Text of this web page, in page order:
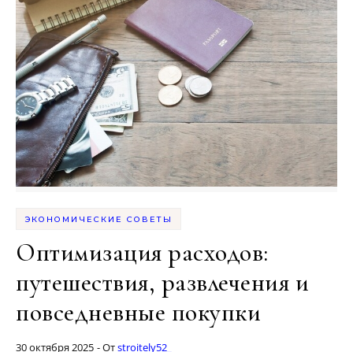
ЭКОНОМИЧЕСКИЕ СОВЕТЫ
Оптимизация расходов:
путешествия, развлечения и
повседневные покупки
30 октября 2025 - Отstroitely52_